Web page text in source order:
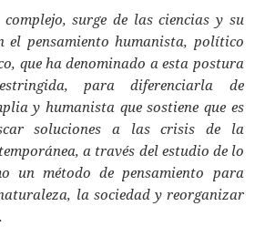
surge de las ciencias y su
el pensamiento humanista, político
que ha denominado a esta postura
para diferenciarla de
y humanista que sostiene que es
soluciones a las crisis de la
a través del estudio de lo
un método de pensamiento para
la sociedad y reorganizar